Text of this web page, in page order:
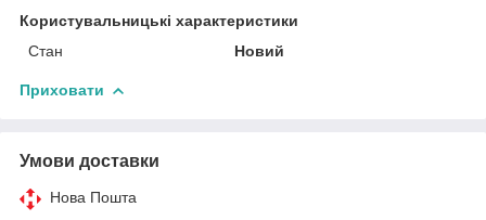
Користувальницькі характеристики
Стан
Новий
Приховати
Умови доставки
Нова Пошта